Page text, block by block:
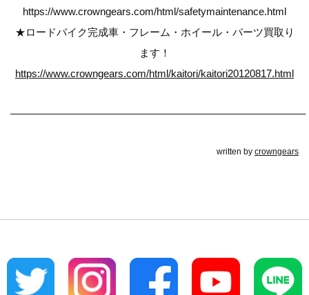
https://www.crowngears.com/html/safetymaintenance.html
★ロードバイク完成車・フレーム・ホイール・パーツ買取り
ます！
https://www.crowngears.com/html/kaitori/kaitori20120817.html
————————————————————————————–
written by crowngears